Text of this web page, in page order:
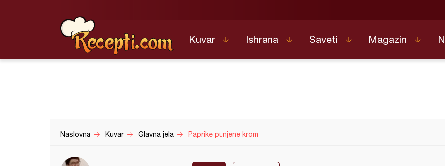
Kuvar Ishrana Saveti Magazin
Naslovna Kuvar Glavna jela Paprike punjene krom